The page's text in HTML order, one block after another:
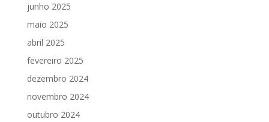
junho 2025
maio 2025
abril 2025
fevereiro 2025
dezembro 2024
novembro 2024
outubro 2024